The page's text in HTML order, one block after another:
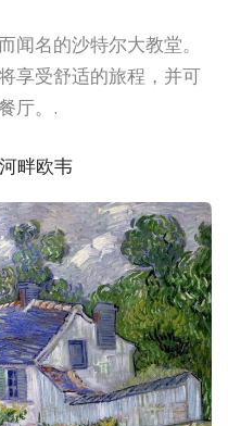
闻名的沙特尔大教堂。
享受舒适的旅程，并可
厅。.
畔欧韦